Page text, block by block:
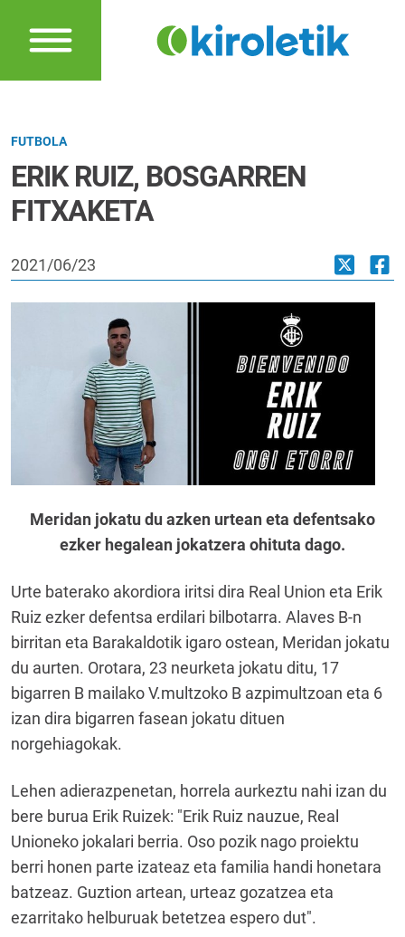
FUTBOLA
ERIK RUIZ, BOSGARREN
FITXAKETA
2021/06/23
Meridan jokatu du azken urtean eta defentsako
ezker hegalean jokatzera ohituta dago.
Urte baterako akordiora iritsi dira Real Union eta Erik
Ruiz ezker defentsa erdilari bilbotarra. Alaves B-n
birritan eta Barakaldotik igaro ostean, Meridan jokatu
du aurten. Orotara, 23 neurketa jokatu ditu, 17
bigarren B mailako V.multzoko B azpimultzoan eta 6
izan dira bigarren fasean jokatu dituen
norgehiagokak.
Lehen adierazpenetan, horrela aurkeztu nahi izan du
bere burua Erik Ruizek: "Erik Ruiz nauzue, Real
Unioneko jokalari berria. Oso pozik nago proiektu
berri honen parte izateaz eta familia handi honetara
batzeaz. Guztion artean, urteaz gozatzea eta
ezarritako helburuak betetzea espero dut".